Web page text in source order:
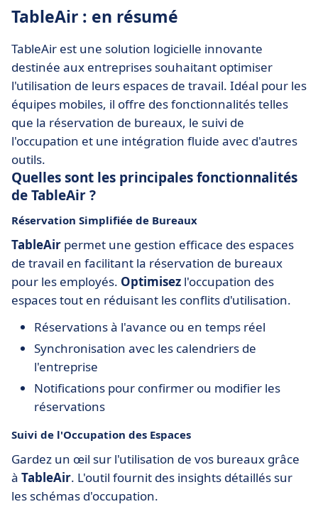
TableAir : en résumé
TableAir est une solution logicielle innovante
destinée aux entreprises souhaitant optimiser
l'utilisation de leurs espaces de travail. Idéal pour les
équipes mobiles, il offre des fonctionnalités telles
que la réservation de bureaux, le suivi de
l'occupation et une intégration fluide avec d'autres
outils.
Quelles sont les principales fonctionnalités
de TableAir ?
Réservation Simplifiée de Bureaux
TableAir permet une gestion efficace des espaces
de travail en facilitant la réservation de bureaux
pour les employés. Optimisez l'occupation des
espaces tout en réduisant les conflits d'utilisation.
Réservations à l'avance ou en temps réel
Synchronisation avec les calendriers de
l'entreprise
Notifications pour confirmer ou modifier les
réservations
Suivi de l'Occupation des Espaces
Gardez un œil sur l'utilisation de vos bureaux grâce
à TableAir. L'outil fournit des insights détaillés sur
les schémas d'occupation.